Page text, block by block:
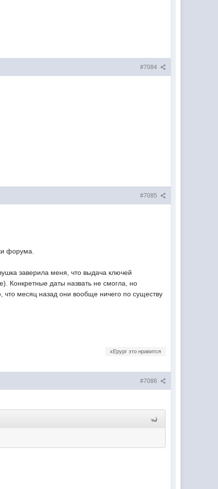
#7084
#7085
форума.
заверила меня, что выдача ключей
Конкретные даты назвать не смогла, но
месяц назад они вообще ничего по существу
xEpypr это нравится
#7086